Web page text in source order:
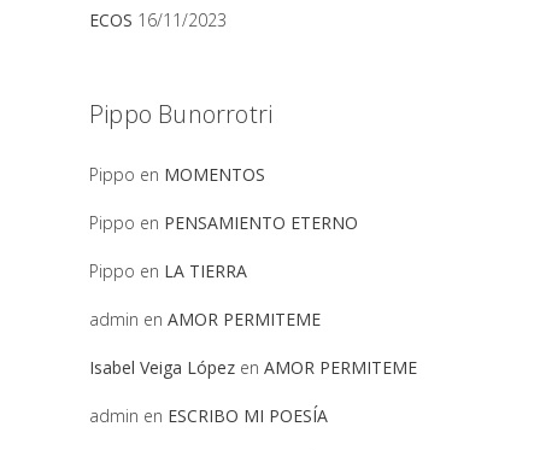
ECOS 16/11/2023
Pippo Bunorrotri
Pippo en MOMENTOS
Pippo en PENSAMIENTO ETERNO
Pippo en LA TIERRA
admin en AMOR PERMITEME
Isabel Veiga López en AMOR PERMITEME
admin en ESCRIBO MI POESÍA